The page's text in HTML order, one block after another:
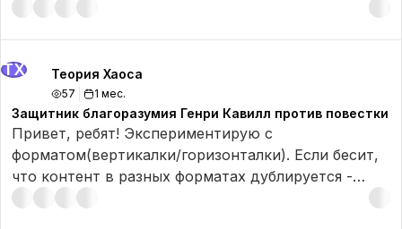
ТХ Теория Хаоса
57 1 мес.
Защитник благоразумия Генри Кавилл против повестки
Привет, ребят! Экспериментирую с
форматом(вертикалки/горизонталки). Если бесит,
что контент в разных форматах дублируется -
напишите в комментах. Любой фидбек